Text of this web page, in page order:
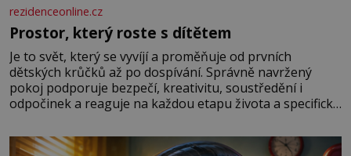
rezidenceonline.cz
Prostor, který roste s dítětem
Je to svět, který se vyvíjí a proměňuje od prvních
dětských krůčků až po dospívání. Správně navržený
pokoj podporuje bezpečí, kreativitu, soustředění i
odpočinek a reaguje na každou etapu života a specifické
měkkost a bezpečí, proto by pokoj miminka měl působit
především klidně a útulně. Předškolní věk je